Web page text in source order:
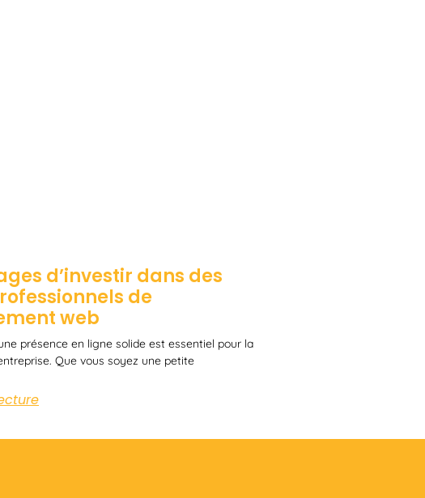
d’investir dans des
de
web
présence en ligne solide est essentiel pour la
Que vous soyez une petite